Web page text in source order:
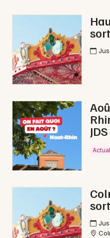
68 - Haut-Rhin
Choisir mes
Mon email
Je